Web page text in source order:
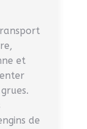
et
de